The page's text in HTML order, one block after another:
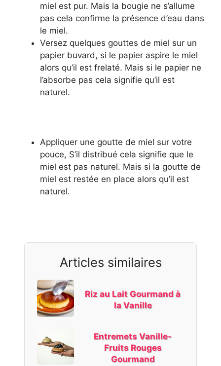
miel est pur. Mais la bougie ne s’allume
pas cela confirme la présence d’eau dans
le miel.
Versez quelques gouttes de miel sur un
papier buvard, si le papier aspire le miel
alors qu’il est frelaté. Mais si le papier ne
l’absorbe pas cela signifie qu’il est
naturel.
Appliquer une goutte de miel sur votre
pouce, S’il distribué cela signifie que le
miel est pas naturel. Mais si la goutte de
miel est restée en place alors qu’il est
naturel.
Articles similaires
Riz au Lait Gourmand à
la Vanille
Entremets Vanille-
Fruits Rouges
Gourmand